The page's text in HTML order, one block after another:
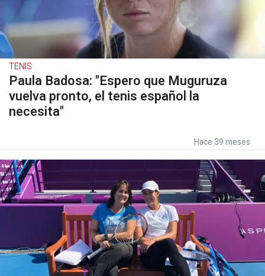
TENIS
Paula Badosa: "Espero que Muguruza
vuelva pronto, el tenis español la
necesita"
Hace 39 meses